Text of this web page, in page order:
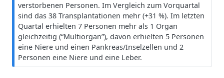
e
s
verstorbenen Personen. Im Vergleich zum Vorquartal
sind das 38 Transplantationen mehr (+31 %). Im letzten
Quartal erhielten 7 Personen mehr als 1 Organ
gleichzeitig (“Multiorgan”), davon erhielten 5 Personen
eine Niere und einen Pankreas/Inselzellen und 2
Personen eine Niere und eine Leber.